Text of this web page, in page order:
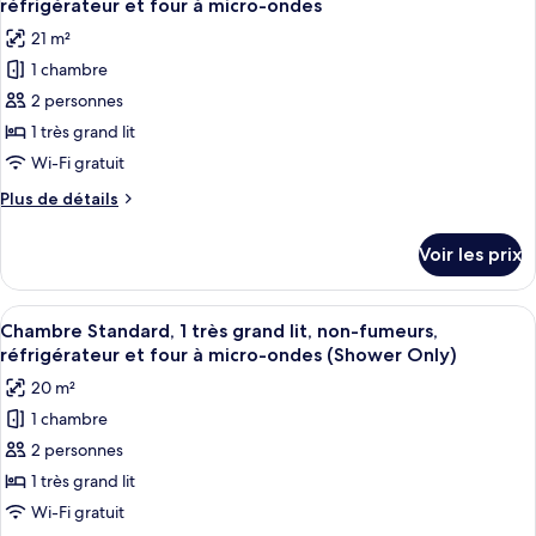
non-
fumeurs,
réfrigérateur
et
four
à
micro-
Only)
Chambre
Standard,
très
grand
lit,
fumeurs,
réfrigérateur
et
micro-
ondes
(Shower
Only)
les
photos
pour
ce
type
de
chambre :
Chambre
1
très
grand
lit,
non-
fumeurs,
réfrigérateur
et
four
à
réfrigérateur et four à micro-ondes
21 m²
1 chambre
2 personnes
1 très grand lit
Wi-Fi gratuit
Plus de détails
Plus
le
type
de
chambre
Chambre
Exécutive,
très
grand
lit,
fumeurs,
Voir les prix
Afficher
toutes
les
photos
pour
ce
type
de
Une chambre d’hôtel avec un
5
Chambre Standard, 1 très grand lit, non-fumeurs,
réfrigérateur et four à micro-ondes (Shower Only)
20 m²
1 chambre
2 personnes
1 très grand lit
Wi-Fi gratuit